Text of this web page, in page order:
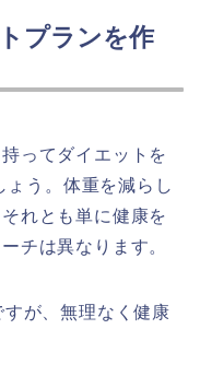
プランを作
ってダイエットを
う。体重を減らし
れとも単に健康を
チは異なります。
が、無理なく健康